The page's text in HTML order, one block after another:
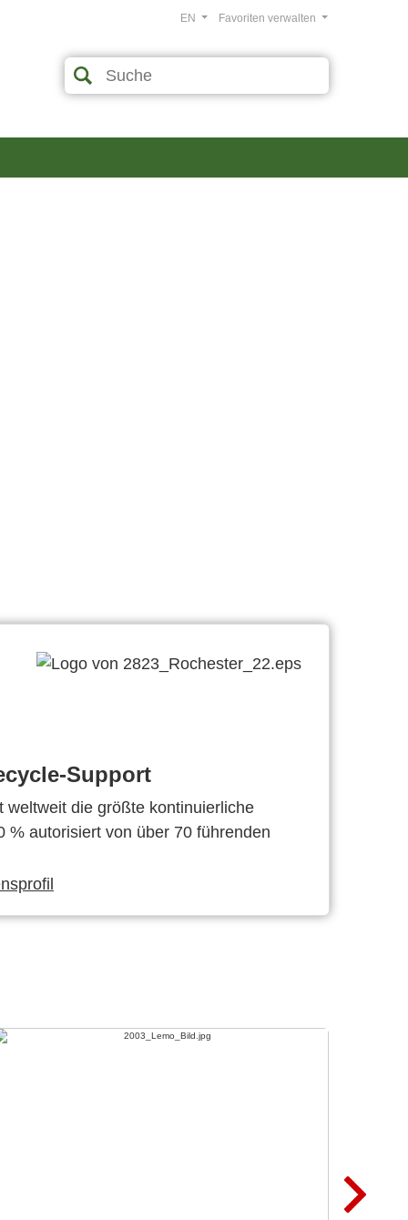
Favoriten verwalten
EN
Support
weltweit die größte kontinuierliche
% autorisiert von über 70 führenden